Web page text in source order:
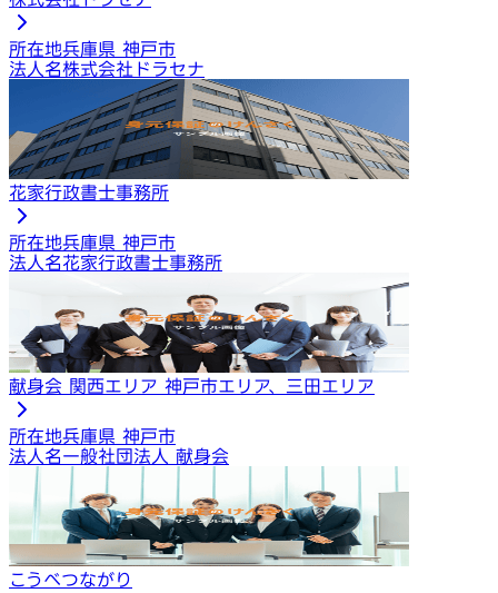
所在地兵庫県 神戸市
法人名株式会社ドラセナ
花家行政書士事務所
所在地兵庫県 神戸市
法人名花家行政書士事務所
献身会 関西エリア 神戸市エリア、三田エリア
所在地兵庫県 神戸市
法人名一般社団法人 献身会
こうべつながり